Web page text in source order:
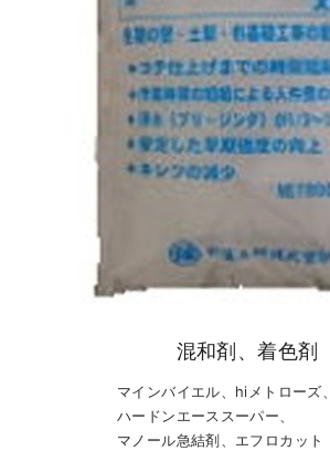
混和剤、着色剤
マインバイエル、hiメトローズ、
ハードンエーススーパー、
マノール急結剤、エフロカット